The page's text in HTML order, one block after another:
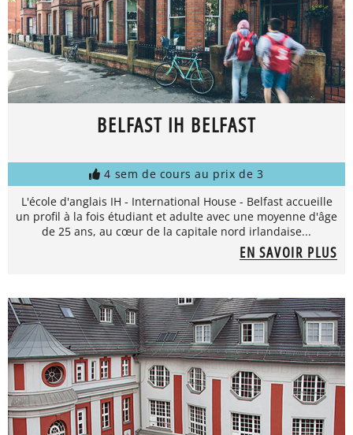
BELFAST IH BELFAST
4 sem de cours au prix de 3
L'école d'anglais IH - International House - Belfast accueille
un profil à la fois étudiant et adulte avec une moyenne d'âge
de 25 ans, au cœur de la capitale nord irlandaise...
EN SAVOIR PLUS